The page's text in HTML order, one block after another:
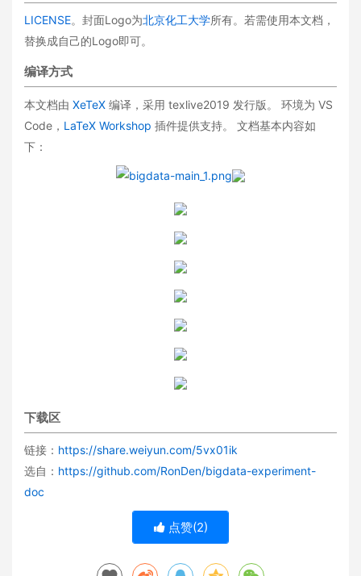
LICENSE。封面Logo为北京化工大学所有。若需使用本文档，
替换成自己的Logo即可。
编译方式
本文档由 XeTeX 编译，采用 texlive2019 发行版。 环境为 VS
Code， LaTeX Workshop 插件提供支持。 文档基本内容如
下：
下载区
链接： https://share.weiyun.com/5vx01ik
选自： https://github.com/RonDen/bigdata-experiment-
doc
点赞(2)